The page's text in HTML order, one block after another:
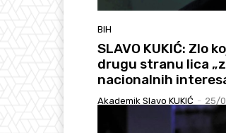
BIH
SLAVO KUKIĆ: Zlo
drugu stranu lica
nacionalnih
Akademik Slavo KUKIĆ - 25/